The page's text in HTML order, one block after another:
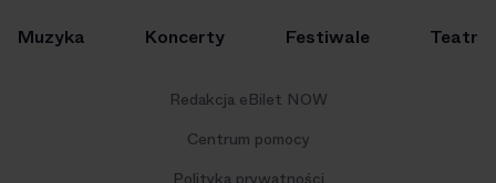
Muzyka Koncerty Festiwale Teatr
Redakcja eBilet NOW
Centrum pomocy
Polityka prywatności